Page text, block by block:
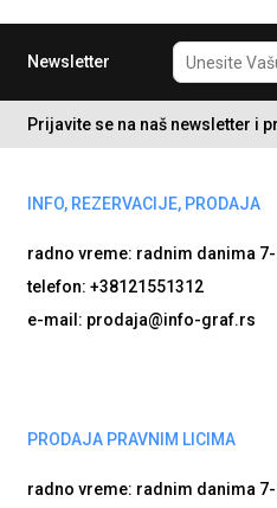
Newsletter
Prijavite se na naš newsletter i
INFO, REZERVACIJE, PRODAJA
radno vreme: radnim danima
telefon: +38121551312
e-mail: prodaja@info-graf.rs
PRODAJA PRAVNIM LICIMA
radno vreme: radnim danima